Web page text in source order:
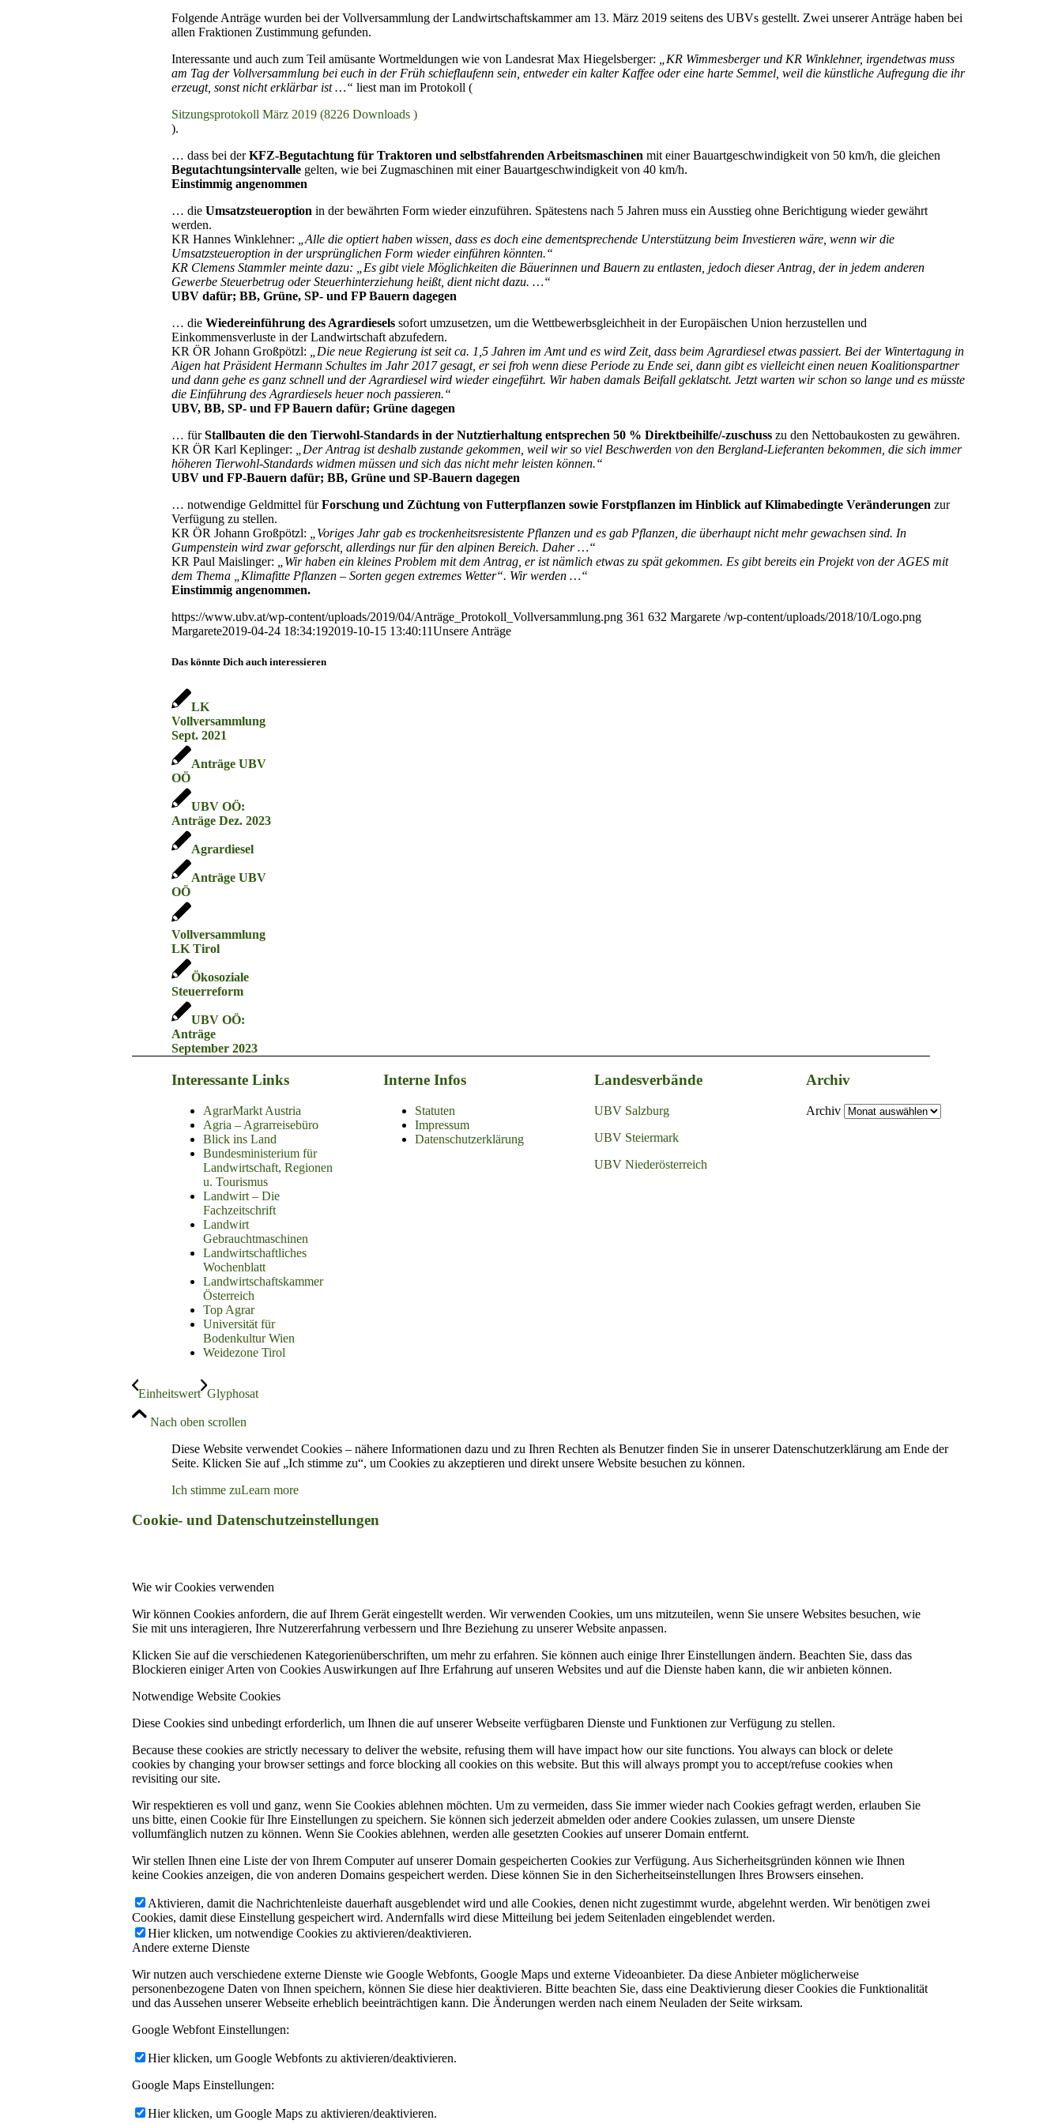
Folgende Anträge wurden bei der Vollversammlung der Landwirtschaftskammer am 13. März 2019 seitens des UBVs gestellt. Zwei unserer Anträge haben bei
allen Fraktionen Zustimmung gefunden.
Interessante und auch zum Teil amüsante Wortmeldungen wie von Landesrat Max Hiegelsberger: „KR Wimmesberger und KR Winklehner, irgendetwas muss
am Tag der Vollversammlung bei euch in der Früh schieflaufenn sein, entweder ein kalter Kaffee oder eine harte Semmel, weil die künstliche Aufregung die ihr
erzeugt, sonst nicht erklärbar ist …“ liest man im Protokoll (
Sitzungsprotokoll März 2019 (8226 Downloads )
).
… dass bei derKFZ-Begutachtung für Traktoren und selbstfahrenden Arbeitsmaschinen mit einer Bauartgeschwindigkeit von 50 km/h, die gleichen
Begutachtungsintervalle gelten, wie bei Zugmaschinen mit einer Bauartgeschwindigkeit von 40 km/h.
Einstimmig angenommen
… die Umsatzsteueroption in der bewährten Form wieder einzuführen. Spätestens nach 5 Jahren muss ein Ausstieg ohne Berichtigung wieder gewährt
werden.
KR Hannes Winklehner:
„Alle die optiert haben wissen, dass es doch eine dementsprechende Unterstützung beim Investieren wäre, wenn wir die
Umsatzsteueroption in der ursprünglichen Form wieder einführen könnten.“
KR Clemens Stammler meinte dazu: „Es gibt viele Möglichkeiten die Bäuerinnen und Bauern zu entlasten, jedoch dieser Antrag, der in jedem anderen
Gewerbe Steuerbetrug oder Steuerhinterziehung heißt, dient nicht dazu. …“
UBV dafür; BB, Grüne, SP- und FP Bauern dagegen
… die Wiedereinführung des Agrardiesels sofort umzusetzen, um die Wettbewerbsgleichheit in der Europäischen Union herzustellen und
Einkommensverluste in der Landwirtschaft abzufedern.
KR ÖR Johann Großpötzl: „Die neue Regierung ist seit ca. 1,5 Jahren im Amt und es wird Zeit, dass beim Agrardiesel etwas passiert. Bei der Wintertagung in
Aigen hat Präsident Hermann Schultes im Jahr 2017 gesagt, er sei froh wenn diese Periode zu Ende sei, dann gibt es vielleicht einen neuen Koalitionspartner
und dann gehe es ganz schnell und der Agrardiesel wird wieder eingeführt. Wir haben damals Beifall geklatscht. Jetzt warten wir schon so lange und es müsste
die Einführung des Agrardiesels heuer noch passieren.“
UBV, BB, SP- und FP Bauern dafür; Grüne dagegen
… fürStallbauten die den Tierwohl-Standards in der Nutztierhaltung entsprechen 50 % Direktbeihilfe/-zuschuss zu den Nettobaukosten zu gewähren.
KR ÖR Karl Keplinger:
„Der Antrag ist deshalb zustande gekommen, weil wir so viel Beschwerden von den Bergland-Lieferanten bekommen, die sich immer
höheren Tierwohl-Standards widmen müssen und sich das nicht mehr leisten können.“
UBV und FP-Bauern dafür; BB, Grüne und SP-Bauern dagegen
… notwendige Geldmittel fürForschung und Züchtung von Futterpflanzen sowie Forstpflanzen im Hinblick auf Klimabedingte Veränderungen zur
Verfügung zu stellen.
KR ÖR Johann Großpötzl:
„Voriges Jahr gab es trockenheitsresistente Pflanzen und es gab Pflanzen, die überhaupt nicht mehr gewachsen sind. In
Gumpenstein wird zwar geforscht, allerdings nur für den alpinen Bereich. Daher …“
KR Paul Maislinger:
„Wir haben ein kleines Problem mit dem Antrag, er ist nämlich etwas zu spät gekommen. Es gibt bereits ein Projekt von der AGES mit
dem Thema „Klimafitte Pflanzen – Sorten gegen extremes Wetter“. Wir werden …“
Einstimmig angenommen.
https://www.ubv.at/wp-content/uploads/2019/04/Anträge_Protokoll_Vollversammlung.png 361 632 Margarete /wp-content/uploads/2018/10/Logo.png
Margarete2019-04-24 18:34:192019-10-15 13:40:11Unsere Anträge
Das könnte Dich auch interessieren
LK
Vollversammlung
Sept. 2021
Anträge UBV
OÖ
UBV OÖ:
Anträge Dez. 2023
Agrardiesel
Anträge UBV
OÖ
Vollversammlung
LK Tirol
Ökosoziale
Steuerreform
UBV OÖ:
Anträge
September 2023
Interessante Links
AgrarMarkt Austria
Agria – Agrarreisebüro
Blick ins Land
Bundesministerium für
Landwirtschaft, Regionen
u. Tourismus
Landwirt – Die
Fachzeitschrift
Landwirt
Gebrauchtmaschinen
Landwirtschaftliches
Wochenblatt
Landwirtschaftskammer
Österreich
Top Agrar
Universität für
Bodenkultur Wien
Weidezone Tirol
Interne Infos
Statuten
Impressum
Datenschutzerklärung
Landesverbände
UBV Salzburg
UBV Steiermark
UBV Niederösterreich
Archiv
Archiv
Einheitswert Glyphosat
Nach oben scrollen
Diese Website verwendet Cookies – nähere Informationen dazu und zu Ihren Rechten als Benutzer finden Sie in unserer Datenschutzerklärung am Ende der
Seite. Klicken Sie auf „Ich stimme zu“, um Cookies zu akzeptieren und direkt unsere Website besuchen zu können.
Ich stimme zuLearn more
Cookie- und Datenschutzeinstellungen
Wie wir Cookies verwenden
Wir können Cookies anfordern, die auf Ihrem Gerät eingestellt werden. Wir verwenden Cookies, um uns mitzuteilen, wenn Sie unsere Websites besuchen, wie
Sie mit uns interagieren, Ihre Nutzererfahrung verbessern und Ihre Beziehung zu unserer Website anpassen.
Klicken Sie auf die verschiedenen Kategorienüberschriften, um mehr zu erfahren. Sie können auch einige Ihrer Einstellungen ändern. Beachten Sie, dass das
Blockieren einiger Arten von Cookies Auswirkungen auf Ihre Erfahrung auf unseren Websites und auf die Dienste haben kann, die wir anbieten können.
Notwendige Website Cookies
Diese Cookies sind unbedingt erforderlich, um Ihnen die auf unserer Webseite verfügbaren Dienste und Funktionen zur Verfügung zu stellen.
Because these cookies are strictly necessary to deliver the website, refusing them will have impact how our site functions. You always can block or delete
cookies by changing your browser settings and force blocking all cookies on this website. But this will always prompt you to accept/refuse cookies when
revisiting our site.
Wir respektieren es voll und ganz, wenn Sie Cookies ablehnen möchten. Um zu vermeiden, dass Sie immer wieder nach Cookies gefragt werden, erlauben Sie
uns bitte, einen Cookie für Ihre Einstellungen zu speichern. Sie können sich jederzeit abmelden oder andere Cookies zulassen, um unsere Dienste
vollumfänglich nutzen zu können. Wenn Sie Cookies ablehnen, werden alle gesetzten Cookies auf unserer Domain entfernt.
Wir stellen Ihnen eine Liste der von Ihrem Computer auf unserer Domain gespeicherten Cookies zur Verfügung. Aus Sicherheitsgründen können wie Ihnen
keine Cookies anzeigen, die von anderen Domains gespeichert werden. Diese können Sie in den Sicherheitseinstellungen Ihres Browsers einsehen.
Aktivieren, damit die Nachrichtenleiste dauerhaft ausgeblendet wird und alle Cookies, denen nicht zugestimmt wurde, abgelehnt werden. Wir benötigen zwei
Cookies, damit diese Einstellung gespeichert wird. Andernfalls wird diese Mitteilung bei jedem Seitenladen eingeblendet werden.
Hier klicken, um notwendige Cookies zu aktivieren/deaktivieren.
Andere externe Dienste
Wir nutzen auch verschiedene externe Dienste wie Google Webfonts, Google Maps und externe Videoanbieter. Da diese Anbieter möglicherweise
personenbezogene Daten von Ihnen speichern, können Sie diese hier deaktivieren. Bitte beachten Sie, dass eine Deaktivierung dieser Cookies die Funktionalität
und das Aussehen unserer Webseite erheblich beeinträchtigen kann. Die Änderungen werden nach einem Neuladen der Seite wirksam.
Google Webfont Einstellungen:
Hier klicken, um Google Webfonts zu aktivieren/deaktivieren.
Google Maps Einstellungen:
Hier klicken, um Google Maps zu aktivieren/deaktivieren.